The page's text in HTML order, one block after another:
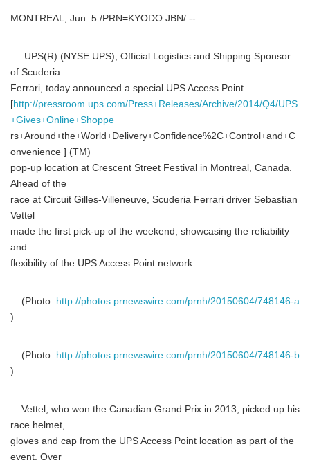
MONTREAL, Jun. 5 /PRN=KYODO JBN/ --
UPS(R) (NYSE:UPS), Official Logistics and Shipping Sponsor
of Scuderia
Ferrari, today announced a special UPS Access Point
[http://pressroom.ups.com/Press+Releases/Archive/2014/Q4/UPS
+Gives+Online+Shoppe
rs+Around+the+World+Delivery+Confidence%2C+Control+and+C
onvenience ] (TM)
pop-up location at Crescent Street Festival in Montreal, Canada.
Ahead of the
race at Circuit Gilles-Villeneuve, Scuderia Ferrari driver Sebastian
Vettel
made the first pick-up of the weekend, showcasing the reliability
and
flexibility of the UPS Access Point network.
(Photo: http://photos.prnewswire.com/prnh/20150604/748146-a
)
(Photo: http://photos.prnewswire.com/prnh/20150604/748146-b
)
Vettel, who won the Canadian Grand Prix in 2013, picked up his
race helmet,
gloves and cap from the UPS Access Point location as part of the
event. Over